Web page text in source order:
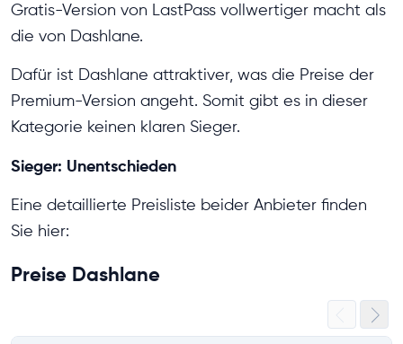
Gratis-Version von LastPass vollwertiger macht als
die von Dashlane.
Dafür ist Dashlane attraktiver, was die Preise der
Premium-Version angeht. Somit gibt es in dieser
Kategorie keinen klaren Sieger.
Sieger: Unentschieden
Eine detaillierte Preisliste beider Anbieter finden
Sie hier:
Preise Dashlane